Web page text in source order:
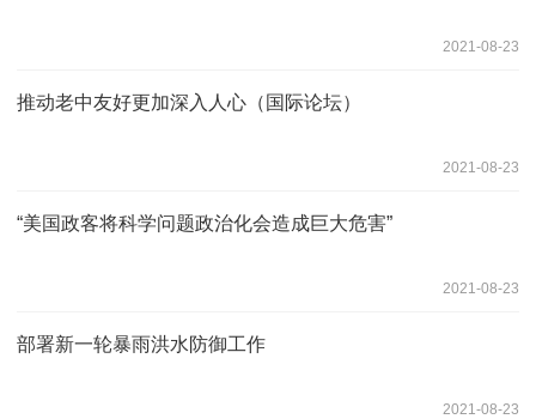
2021-08-23
推动老中友好更加深入人心（国际论坛）
2021-08-23
“美国政客将科学问题政治化会造成巨大危害”
2021-08-23
部署新一轮暴雨洪水防御工作
2021-08-23